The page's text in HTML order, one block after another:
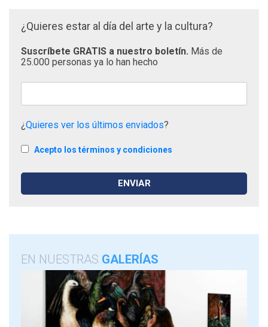
¿Quieres estar al día del arte y la cultura?
Suscríbete GRATIS a nuestro boletín. Más de
25.000 personas ya lo han hecho
¿Quieres ver los últimos enviados?
Acepto los términos y condiciones
EN NUESTRAS GALERÍAS